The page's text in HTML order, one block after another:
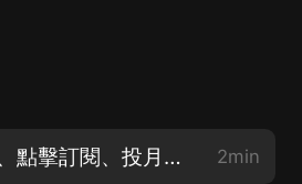
片花【歡迎關注、點擊訂閱、投月票支持主播吧】 2min